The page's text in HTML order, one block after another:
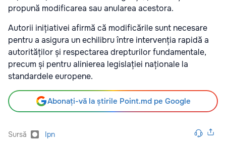
propună modificarea sau anularea acestora.
Autorii inițiativei afirmă că modificările sunt necesare
pentru a asigura un echilibru între intervenția rapidă a
autorităților și respectarea drepturilor fundamentale,
precum și pentru alinierea legislației naționale la
standardele europene.
Abonați-vă la știrile Point.md pe Google
Sursă Ipn